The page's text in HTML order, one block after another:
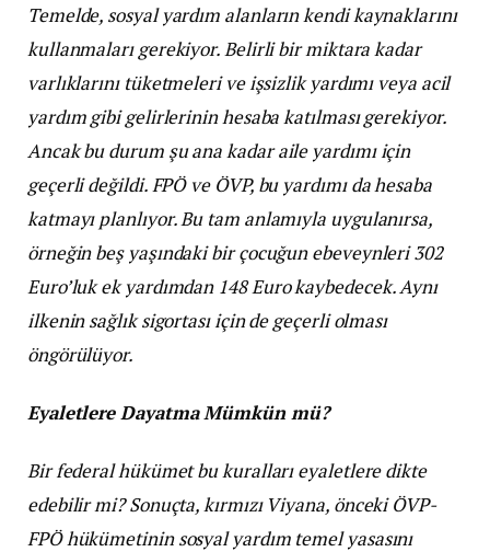
Temelde, sosyal yardım alanların kendi kaynaklarını
kullanmaları gerekiyor. Belirli bir miktara kadar
varlıklarını tüketmeleri ve işsizlik yardımı veya acil
yardım gibi gelirlerinin hesaba katılması gerekiyor.
Ancak bu durum şu ana kadar aile yardımı için
geçerli değildi. FPÖ ve ÖVP, bu yardımı da hesaba
katmayı planlıyor. Bu tam anlamıyla uygulanırsa,
örneğin beş yaşındaki bir çocuğun ebeveynleri 302
Euro’luk ek yardımdan 148 Euro kaybedecek. Aynı
ilkenin sağlık sigortası için de geçerli olması
öngörülüyor.
Eyaletlere Dayatma Mümkün mü?
Bir federal hükümet bu kuralları eyaletlere dikte
edebilir mi? Sonuçta, kırmızı Viyana, önceki ÖVP-
FPÖ hükümetinin sosyal yardım temel yasasını